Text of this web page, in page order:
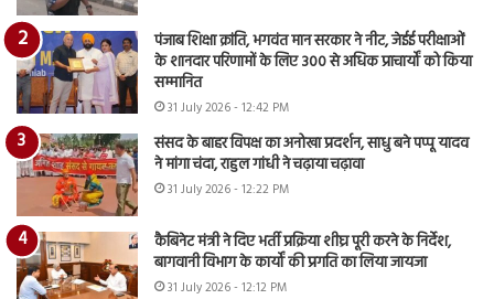
पंजाब शिक्षा क्रांति, भगवंत मान सरकार ने नीट, जेईई परीक्षाओं
के शानदार परिणामों के लिए 300 से अधिक प्राचार्यों को किया
सम्मानित
31 July 2026 - 12:42 PM
संसद के बाहर विपक्ष का अनोखा प्रदर्शन, साधु बने पप्पू यादव
ने मांगा चंदा, राहुल गांधी ने चढ़ाया चढ़ावा
31 July 2026 - 12:22 PM
कैबिनेट मंत्री ने दिए भर्ती प्रक्रिया शीघ्र पूरी करने के निर्देश,
बागवानी विभाग के कार्यों की प्रगति का लिया जायजा
31 July 2026 - 12:12 PM